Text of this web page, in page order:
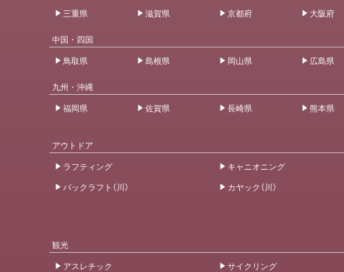
三重県
滋賀県 京都府 大阪府
中国・四国
鳥取県
島根県 岡山県 広島県
九州・沖縄
福岡県
佐賀県 長崎県 熊本県
アウトドア
ラフティング
キャニオニング
パックラフト（川）
カヤック（川）
観光
アスレチック
サイクリング